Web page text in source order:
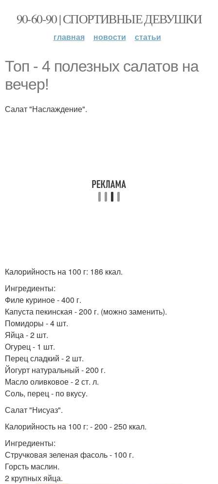
90-60-90 | СПОРТИВНЫЕ ДЕВУШКИ
главная новости статьи
Топ - 4 полезных салатов на
вечер!
Салат "Наслаждение".
Калорийность на 100 г: 186 ккал.
Ингредиенты:
Филе куриное - 400 г.
Капуста пекинская - 200 г. (можно заменить).
Помидоры - 4 шт.
Яйца - 2 шт.
Огурец - 1 шт.
Перец сладкий - 2 шт.
Йогурт натуральный - 200 г.
Масло оливковое - 2 ст. л.
Соль, перец - по вкусу.
Салат "Нисуаз".
Калорийность на 100 г: - 200 - 250 ккал.
Ингредиенты:
Стручковая зеленая фасоль - 100 г.
Горсть маслин.
2 крупных яйца.